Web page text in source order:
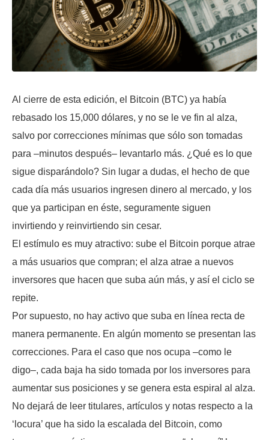
Al cierre de esta edición, el Bitcoin (BTC) ya había
rebasado los 15,000 dólares, y no se le ve fin al alza,
salvo por correcciones mínimas que sólo son tomadas
para –minutos después– levantarlo más. ¿Qué es lo que
sigue disparándolo? Sin lugar a dudas, el hecho de que
cada día más usuarios ingresen dinero al mercado, y los
que ya participan en éste, seguramente siguen
invirtiendo y reinvirtiendo sin cesar.
El estímulo es muy atractivo: sube el Bitcoin porque atrae
a más usuarios que compran; el alza atrae a nuevos
inversores que hacen que suba aún más, y así el ciclo se
repite.
Por supuesto, no hay activo que suba en línea recta de
manera permanente. En algún momento se presentan las
correcciones. Para el caso que nos ocupa –como le
digo–, cada baja ha sido tomada por los inversores para
aumentar sus posiciones y se genera esta espiral al alza.
No dejará de leer titulares, artículos y notas respecto a la
‘locura’ que ha sido la escalada del Bitcoin, como